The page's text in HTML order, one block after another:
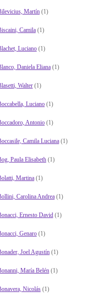
Martín(1)
Camila(1)
Luciano(1)
Daniela Eliana(1)
Walter(1)
Luciano(1)
Antonio(1)
Camila Luciana(1)
Paula Elisabeth(1)
Martina(1)
Carolina Andrea(1)
Ernesto David(1)
Genaro(1)
Joel Agustín(1)
María Belén(1)
Nicolás(1)